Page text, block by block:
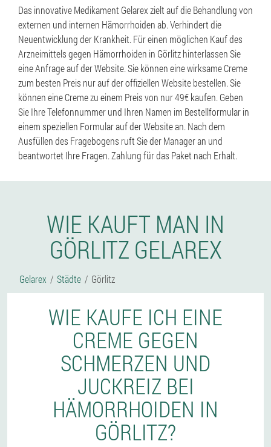
Das innovative Medikament Gelarex zielt auf die Behandlung von
externen und internen Hämorrhoiden ab. Verhindert die
Neuentwicklung der Krankheit. Für einen möglichen Kauf des
Arzneimittels gegen Hämorrhoiden in Görlitz hinterlassen Sie
eine Anfrage auf der Website. Sie können eine wirksame Creme
zum besten Preis nur auf der offiziellen Website bestellen. Sie
können eine Creme zu einem Preis von nur 49€ kaufen. Geben
Sie Ihre Telefonnummer und Ihren Namen im Bestellformular in
einem speziellen Formular auf der Website an. Nach dem
Ausfüllen des Fragebogens ruft Sie der Manager an und
beantwortet Ihre Fragen. Zahlung für das Paket nach Erhalt.
WIE KAUFT MAN IN
GÖRLITZ GELAREX
Gelarex Städte Görlitz
WIE KAUFE ICH EINE
CREME GEGEN
SCHMERZEN UND
JUCKREIZ BEI
HÄMORRHOIDEN IN
GÖRLITZ?